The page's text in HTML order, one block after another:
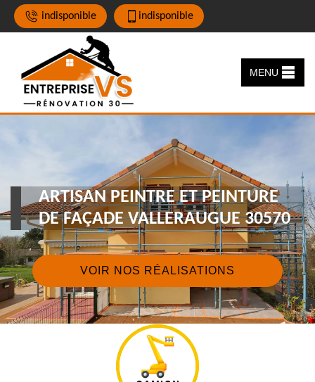
indisponible indisponible
MENU
ARTISAN PEINTRE ET PEINTURE
DE FAÇADE VALLERAUGUE 30570
VOIR NOS RÉALISATIONS